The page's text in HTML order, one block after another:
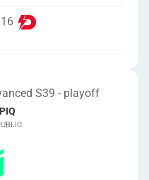
16
S39 - playoff